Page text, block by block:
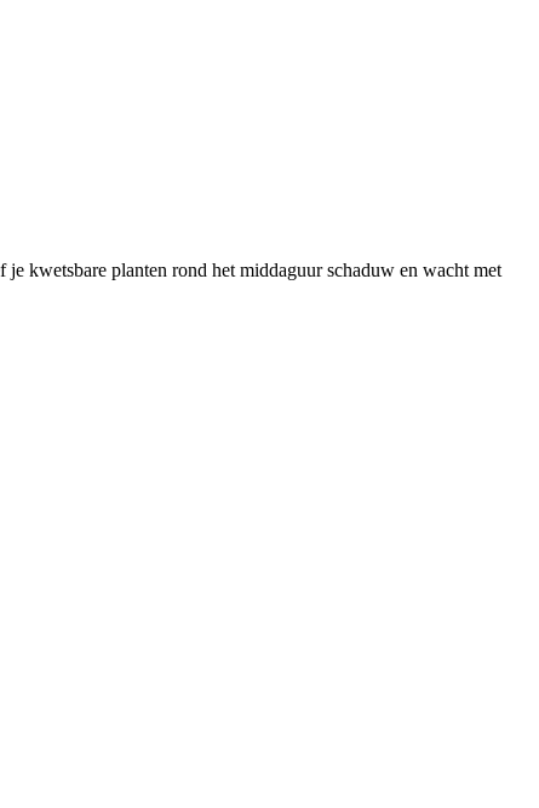
kwetsbare planten rond het middaguur schaduw en wacht met